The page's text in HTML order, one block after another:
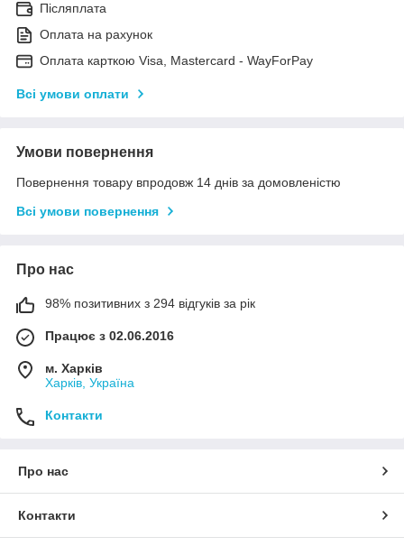
Післяплата
Оплата на рахунок
Оплата карткою Visa, Mastercard - WayForPay
Всі умови оплати
Умови повернення
Повернення товару впродовж 14 днів за домовленістю
Всі умови повернення
Про нас
98% позитивних з 294 відгуків за рік
Працює з 02.06.2016
м. Харків
Харків, Україна
Контакти
Про нас
Контакти